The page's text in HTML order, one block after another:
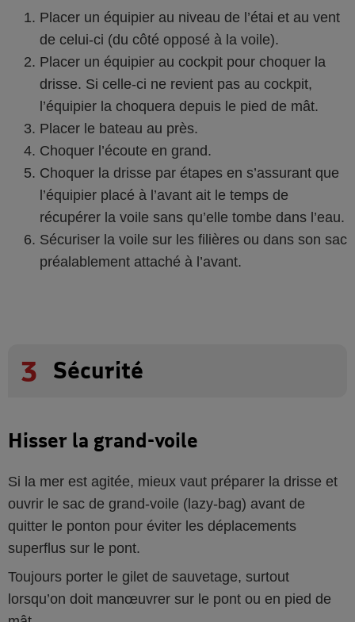
Placer un équipier au niveau de l’étai et au vent
de celui-ci (du côté opposé à la voile).
Placer un équipier au cockpit pour choquer la
drisse. Si celle-ci ne revient pas au cockpit,
l’équipier la choquera depuis le pied de mât.
Placer le bateau au près.
Choquer l’écoute en grand.
Choquer la drisse par étapes en s’assurant que
l’équipier placé à l’avant ait le temps de
récupérer la voile sans qu’elle tombe dans l’eau.
Sécuriser la voile sur les filières ou dans son sac
préalablement attaché à l’avant.
3 Sécurité
Hisser la grand-voile
Si la mer est agitée, mieux vaut préparer la drisse et
ouvrir le sac de grand-voile (lazy-bag) avant de
quitter le ponton pour éviter les déplacements
superflus sur le pont.
Toujours porter le gilet de sauvetage, surtout
lorsqu’on doit manœuvrer sur le pont ou en pied de